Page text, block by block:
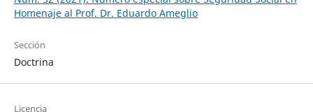
Homenaje al Prof. Dr. Eduardo Ameglio
Sección
Doctrina
Licencia